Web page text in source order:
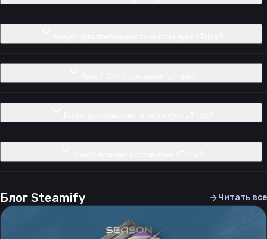
Блог Steamify Читать все